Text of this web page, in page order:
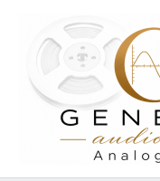
springen